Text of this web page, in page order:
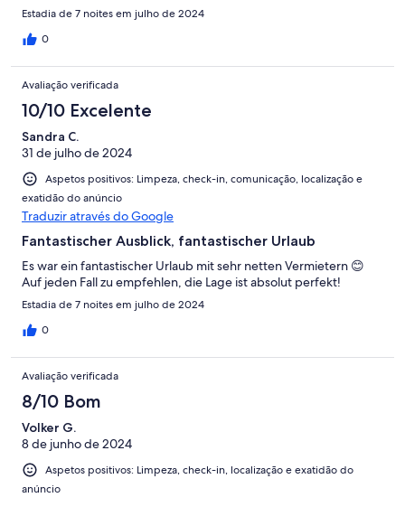
Estadia de 7 noites em julho de 2024
0
Avaliação verificada
10/10 Excelente
Sandra C.
31 de julho de 2024
Aspetos positivos: Limpeza, check-in, comunicação, localização e
exatidão do anúncio
Traduzir através do Google
Fantastischer Ausblick, fantastischer Urlaub
Es war ein fantastischer Urlaub mit sehr netten Vermietern 😊
Auf jeden Fall zu empfehlen, die Lage ist absolut perfekt!
Estadia de 7 noites em julho de 2024
0
Avaliação verificada
8/10 Bom
Volker G.
8 de junho de 2024
Aspetos positivos: Limpeza, check-in, localização e exatidão do
anúncio